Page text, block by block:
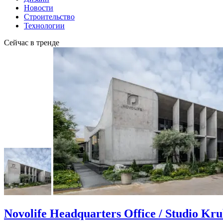
Новости
Строительство
Технологии
Сейчас в тренде
Novolife Headquarters Office / Studio